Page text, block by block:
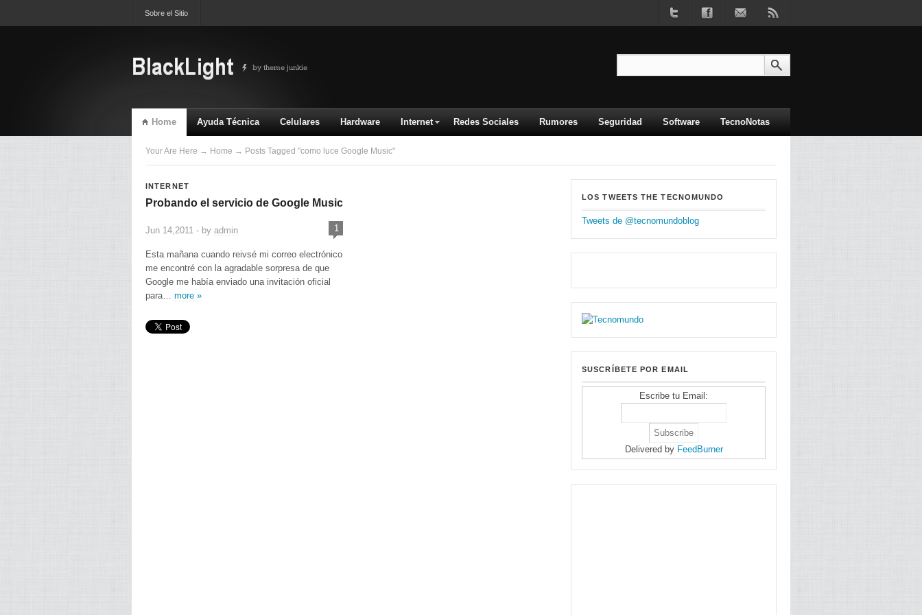
Sobre el Sitio
Home Ayuda Técnica Celulares Hardware Internet Redes Sociales Rumores Seguridad Software TecnoNotas
TV & Video Ultimas
Your Are Here → Home → Posts Tagged "como luce Google Music"
INTERNET
Probando el servicio de Google Music
Jun 14,2011 - by admin 1
Esta mañana cuando reivsé mi correo electrónico
me encontré con la agradable sorpresa de que
Google me había enviado una invitación oficial
para… more »
LOS TWEETS THE TECNOMUNDO
Tweets de @tecnomundoblog
SUSCRÍBETE POR EMAIL
Escribe tu Email:
Delivered by FeedBurner